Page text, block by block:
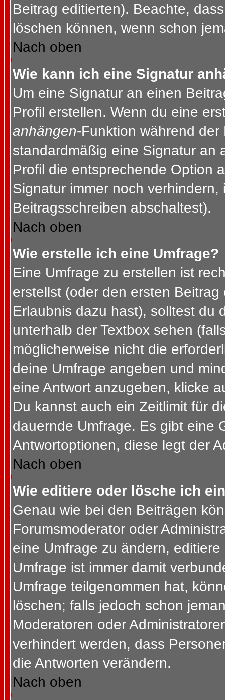
Beitrag editierten). Beachte,
löschen können, wenn schon
Nach oben
Wie kann ich eine Signatur
Um eine Signatur an einen
Profil erstellen. Wenn du eine
anhängen-Funktion während
standardmäßig eine Signatur an
Profil die entsprechende Option
Signatur immer noch
Beitragsschreiben abschaltest).
Nach oben
Wie erstelle ich eine Umfrage?
Eine Umfrage zu erstellen ist
erstellst (oder den ersten
Erlaubnis dazu hast), solltest du
unterhalb der Textbox sehen
möglicherweise nicht die
deine Umfrage angeben und
eine Antwort anzugeben, klicke
Du kannst auch ein Zeitlimit für
dauernde Umfrage. Es gibt eine
Antwortoptionen, diese legt der
Nach oben
Wie editiere oder lösche ich
Genau wie bei den Beiträgen
Forumsmoderator oder
eine Umfrage zu ändern,
Umfrage ist immer damit
Umfrage teilgenommen hat,
löschen; falls jedoch schon
Moderatoren oder
verhindert werden, dass
die Antworten verändern.
Nach oben